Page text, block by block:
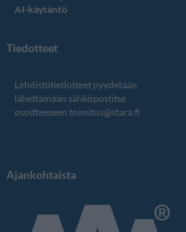
AI-käytäntö
Tiedotteet
Lehdistötiedotteet pyydetään
lähettämään sähköpostitse
osoitteeseen toimitus@stara.fi
Ajankohtaista